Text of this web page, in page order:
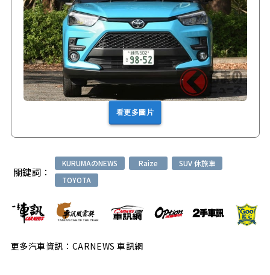
看更多圖片
關鍵詞：
KURUMAのNEWS Raize
SUV 休旅車
TOYOTA
更多汽車資訊：CARNEWS 車訊網